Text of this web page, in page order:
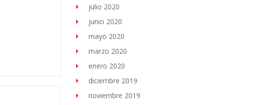
julio 2020
junio 2020
mayo 2020
marzo 2020
enero 2020
diciembre 2019
noviembre 2019